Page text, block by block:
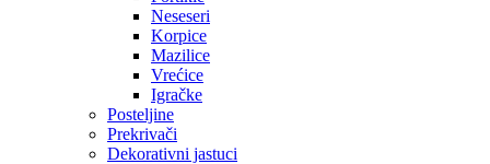
Neseseri
Korpice
Mazilice
Vrećice
Igračke
Posteljine
Prekrivači
Dekorativni jastuci